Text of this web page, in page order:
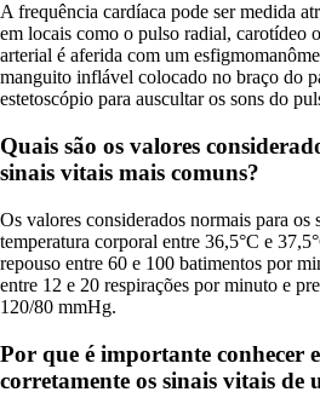
A frequência cardíaca pode ser medida
em locais como o pulso radial, carotídeo
arterial é aferida com um
manguito inflável colocado no braço do
estetoscópio para auscultar os sons do
Quais são os valores
sinais vitais mais comuns?
Os valores considerados normais para os
temperatura corporal entre 36,5°C e
repouso entre 60 e 100 batimentos por
entre 12 e 20 respirações por minuto e
120/80 mmHg.
Por que é importante conhecer
corretamente os sinais vitais de